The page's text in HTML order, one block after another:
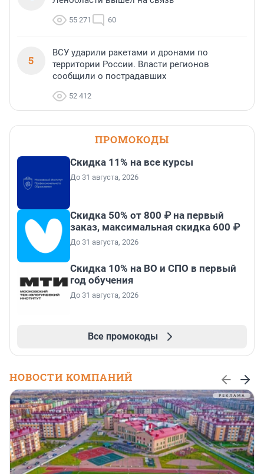
55 271 60
5
ВСУ ударили ракетами и дронами по
территории России. Власти регионов
сообщили о пострадавших
52 412
ПРОМОКОДЫ
Скидка 11% на все курсы
До 31 августа, 2026
Скидка 50% от 800 ₽ на первый
заказ, максимальная скидка 600 ₽
До 31 августа, 2026
Скидка 10% на ВО и СПО в первый
год обучения
До 31 августа, 2026
Все промокоды
НОВОСТИ КОМПАНИЙ